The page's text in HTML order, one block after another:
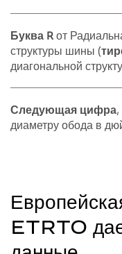
Буква R от
структуры шины (
диагональной
Следующая цифра
диаметру обода в
ETRTO